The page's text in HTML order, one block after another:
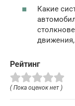
Какие
Рейтинг
( Пока оценок нет )